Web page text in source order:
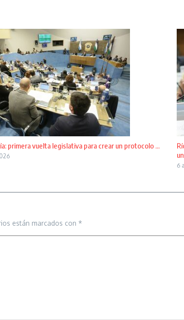
primera vuelta legislativa para crear un protocolo ...
6
están marcados con *